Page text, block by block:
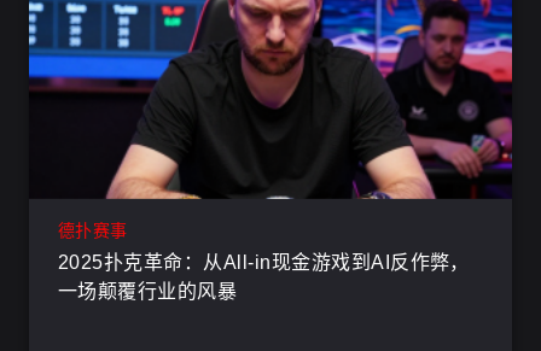
德扑赛事
2025扑克革命：从All-in现金游戏到AI反作弊，
一场颠覆行业的风暴